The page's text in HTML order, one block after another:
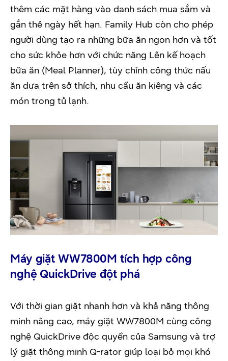
thêm các mặt hàng vào danh sách mua sắm và
gắn thẻ ngày hết hạn. Family Hub còn cho phép
người dùng tạo ra những bữa ăn ngon hơn và tốt
cho sức khỏe hơn với chức năng Lên kế hoạch
bữa ăn (Meal Planner), tùy chỉnh công thức nấu
ăn dựa trên sở thích, nhu cầu ăn kiêng và các
món trong tủ lạnh.
Máy giặt WW7800M tích hợp công
nghệ QuickDrive đột phá
Với thời gian giặt nhanh hơn và khả năng thông
minh nâng cao, máy giặt WW7800M cùng công
nghệ QuickDrive độc quyền của Samsung và trợ
lý giặt thông minh Q-rator giúp loại bỏ mọi khó